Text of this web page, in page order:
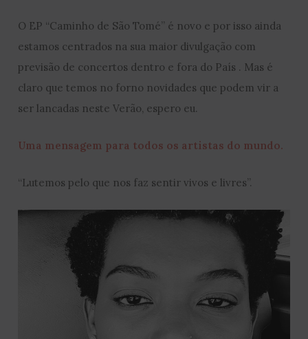
O EP “Caminho de São Tomé’’ é novo e por isso ainda
estamos centrados na sua maior divulgação com
previsão de concertos dentro e fora do País . Mas é
claro que temos no forno novidades que podem vir a
ser lancadas neste Verão, espero eu.
Uma mensagem para todos os artistas do mundo.
“Lutemos pelo que nos faz sentir vivos e livres”.